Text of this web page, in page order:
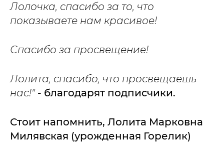
Лолочка, спасибо за то, что
показываете нам красивое!
Спасибо за просвещение!
Лолита, спасибо, что просвещаешь
нас!"- благодарят подписчики.
Стоит напомнить, Лолита Марковна
Милявская (урожденная Горелик)